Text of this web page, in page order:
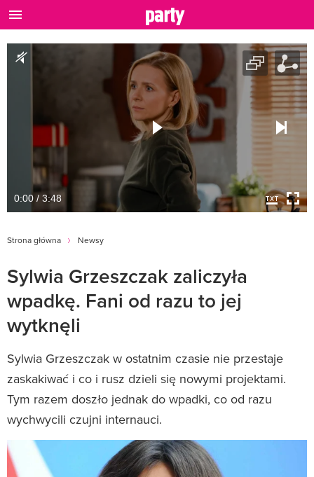
0:00 / 3:48
Strona główna Newsy
Sylwia Grzeszczak zaliczyła
wpadkę. Fani od razu to jej
wytknęli
Sylwia Grzeszczak w ostatnim czasie nie przestaje
zaskakiwać i co i rusz dzieli się nowymi projektami.
Tym razem doszło jednak do wpadki, co od razu
wychwycili czujni internauci.